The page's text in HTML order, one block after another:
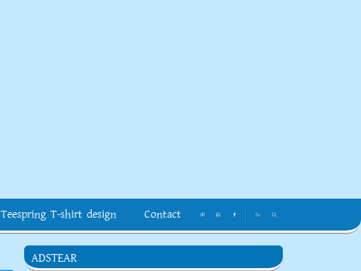
Teespring T-shirt design Contact
ADSTEAR